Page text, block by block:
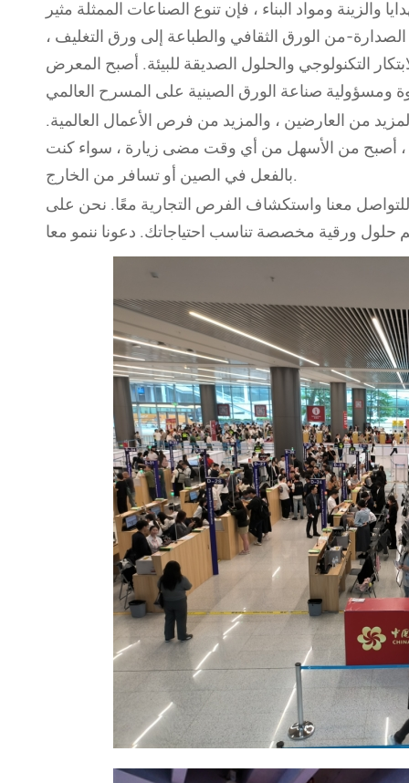
والزينة ومواد البناء ، فإن تنوع الصناعات الممثلة مثير
من الورق الثقافي والطباعة إلى ورق التغليف ،
التكنولوجي والحلول الصديقة للبيئة. أصبح المعرض
من العارضين ، والمزيد من فرص الأعمال العالمية.
الآن سياسة نقل بدون تأشيرة لمدة 24 ساعة ، أصبح من الأسهل من أي وقت مضى زيارة ، سواء كنت
بالفعل في الصين أو تسافر من الخارج.
للتواصل معنا واستكشاف الفرص التجارية معًا. نحن على